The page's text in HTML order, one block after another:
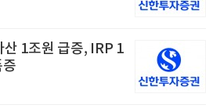
1조원 급증, IRP 1